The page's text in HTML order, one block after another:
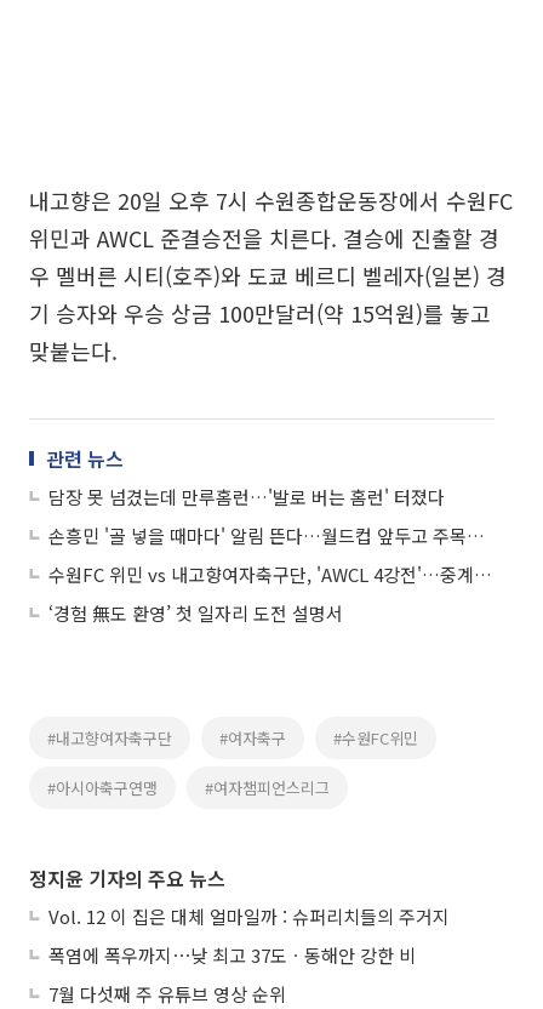
내고향은 20일 오후 7시 수원종합운동장에서 수원FC
위민과 AWCL 준결승전을 치른다. 결승에 진출할 경
우 멜버른 시티(호주)와 도쿄 베르디 벨레자(일본) 경
기 승자와 우승 상금 100만달러(약 15억원)를 놓고
맞붙는다.
관련 뉴스
담장 못 넘겼는데 만루홈런…'발로 버는 홈런' 터졌다
손흥민 '골 넣을 때마다' 알림 뜬다…월드컵 앞두고 주목받는 '이 앱'
수원FC 위민 vs 내고향여자축구단, 'AWCL 4강전'…중계 어디서?
‘경험 無도 환영’ 첫 일자리 도전 설명서
#내고향여자축구단 #여자축구 #수원FC위민
#아시아축구연맹 #여자챔피언스리그
정지윤 기자의 주요 뉴스
Vol. 12 이 집은 대체 얼마일까 : 슈퍼리치들의 주거지
폭염에 폭우까지⋯낮 최고 37도ㆍ동해안 강한 비
7월 다섯째 주 유튜브 영상 순위